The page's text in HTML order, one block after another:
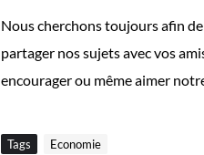
Nous cherchons toujours afin
partager nos sujets avec vos
encourager ou même aimer
Tags Economie